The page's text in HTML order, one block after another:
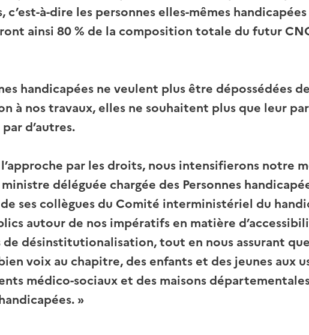
c’est-à-dire les personnes elles-mêmes
ainsi 80 % de la composition totale du futur
handicapées ne veulent plus être dépossédées
à nos travaux, elles ne souhaitent plus que leur
d’autres.
par les droits, nous intensifierons notre
déléguée chargée des Personnes
de ses collègues du Comité interministériel du
autour de nos impératifs en matière
désinstitutionalisation, tout en nous assurant
voix au chapitre, des enfants et des jeunes aux
médico-sociaux et des maisons
»